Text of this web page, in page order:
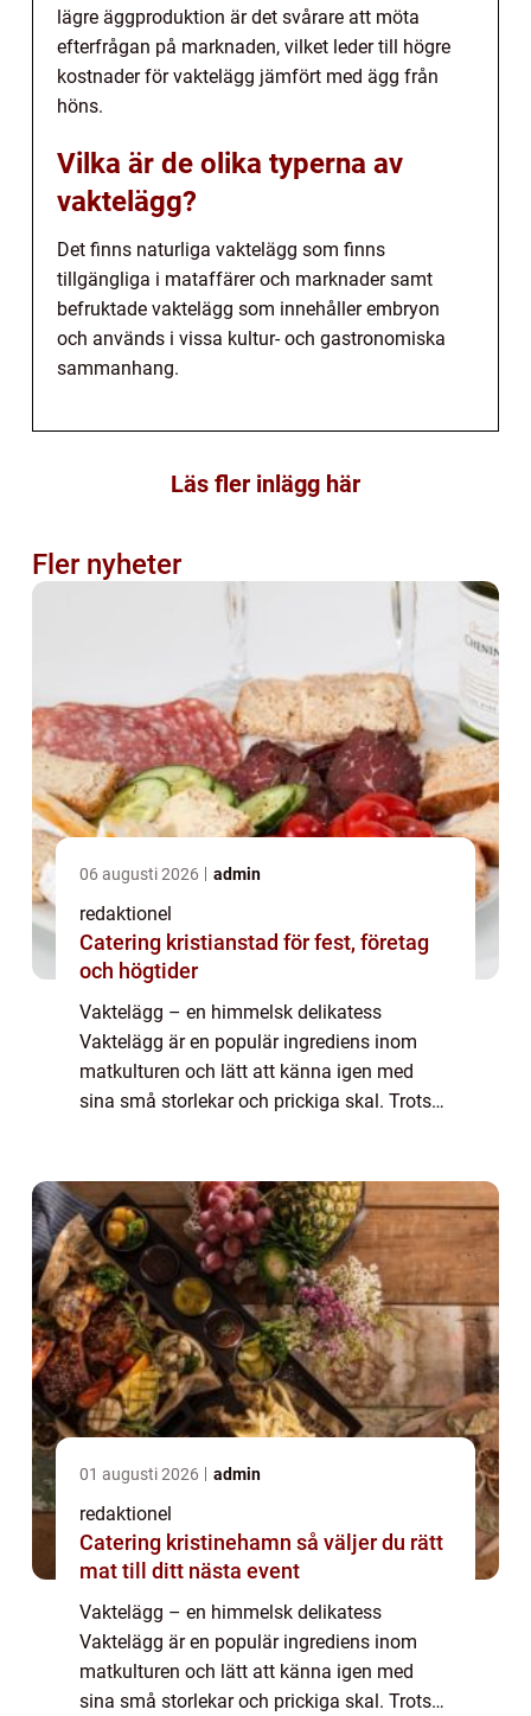
lägre äggproduktion är det svårare att möta
efterfrågan på marknaden, vilket leder till högre
kostnader för vaktelägg jämfört med ägg från
höns.
Vilka är de olika typerna av
vaktelägg?
Det finns naturliga vaktelägg som finns
tillgängliga i mataffärer och marknader samt
befruktade vaktelägg som innehåller embryon
och används i vissa kultur- och gastronomiska
sammanhang.
Läs fler inlägg här
Fler nyheter
06 augusti 2026 admin
redaktionel
Catering kristianstad för fest, företag
och högtider
Vaktelägg – en himmelsk delikatess
Vaktelägg är en populär ingrediens inom
matkulturen och lätt att känna igen med
sina små storlekar och prickiga skal. Trots
01 augusti 2026 admin
redaktionel
Catering kristinehamn så väljer du rätt
mat till ditt nästa event
Vaktelägg – en himmelsk delikatess
Vaktelägg är en populär ingrediens inom
matkulturen och lätt att känna igen med
sina små storlekar och prickiga skal. Trots